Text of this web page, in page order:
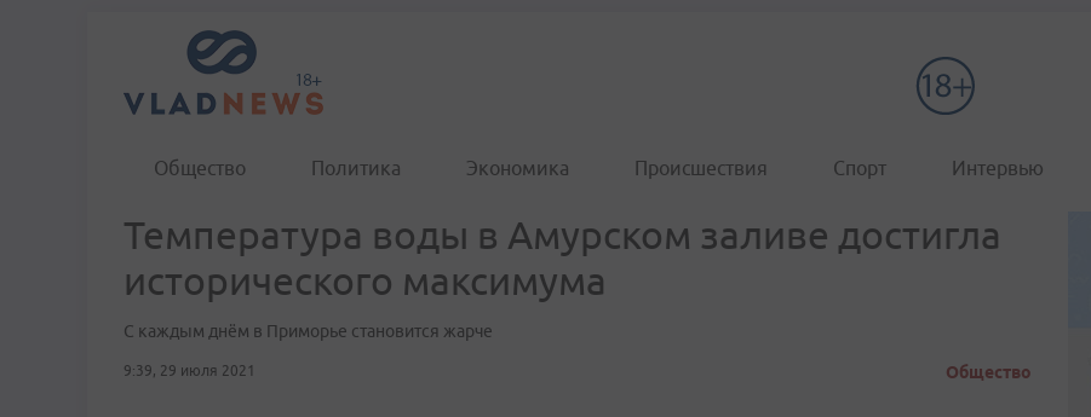
Общество Политика Экономика Происшествия Спорт Интервью
Температура воды в Амурском заливе достигла
исторического максимума
С каждым днём в Приморье становится жарче
9:39, 29 июля 2021 Общество